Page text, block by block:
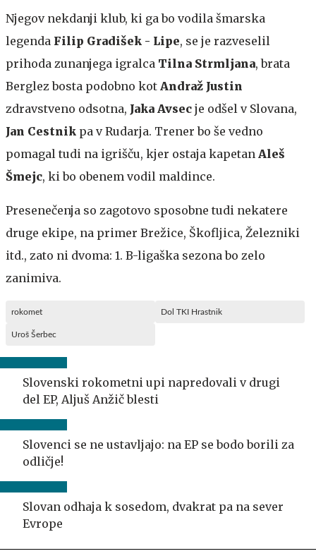
Njegov nekdanji klub, ki ga bo vodila šmarska
legenda Filip Gradišek - Lipe, se je razveselil
prihoda zunanjega igralca Tilna Strmljana, brata
Berglez bosta podobno kot Andraž Justin
zdravstveno odsotna, Jaka Avsec je odšel v Slovana,
Jan Cestnik pa v Rudarja. Trener bo še vedno
pomagal tudi na igrišču, kjer ostaja kapetan Aleš
Šmejc, ki bo obenem vodil maldince.
Presenečenja so zagotovo sposobne tudi nekatere
druge ekipe, na primer Brežice, Škofljica, Železniki
itd., zato ni dvoma: 1. B-ligaška sezona bo zelo
zanimiva.
rokomet Dol TKI Hrastnik
Uroš Šerbec
Slovenski rokometni upi napredovali v drugi
del EP, Aljuš Anžič blesti
Slovenci se ne ustavljajo: na EP se bodo borili za
odličje!
Slovan odhaja k sosedom, dvakrat pa na sever
Evrope